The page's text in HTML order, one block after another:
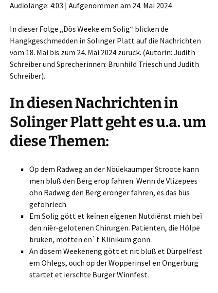
Audiolänge: 4:03 | Aufgenommen am 24. Mai 2024
In dieser Folge „Dös Weeke em Solig“ blicken de
Hangkgeschmedden in Solinger Platt auf die Nachrichten
vom 18. Mai bis zum 24. Mai 2024 zurück. (Autorin: Judith
Schreiber und Sprecherinnen: Brunhild Triesch und Judith
Schreiber).
In diesen Nachrichten in
Solinger Platt geht es u.a. um
diese Themen:
Op dem Radweg an der Nöüekaumper Stroote kann
men bluß den Berg erop fahren. Wenn de Vlizepees
ohn Radweg den Berg eronger fahren, es das büs
geföhrlech.
Em Solig gött et keïnen eïgenen Nutdiënst mieh beï
den niër-gelotenen Chirurgen. Patienten, die Hölpe
bruken, mötten en`t Klinikum gonn.
An dösem Weekeneng gött et nit bluß et Dürpelfest
em Ohlegs, ouch op der Wopperinsel en Ongerburg
startet et ierschte Burger Winnfest.